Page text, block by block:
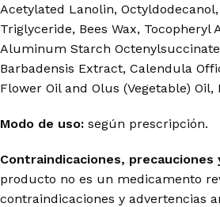
Acetylated Lanolin,
Triglyceride, Bees Wax, Tocopheryl
Aluminum Starch
Barbadensis Extract, Calendula
Flower Oil and Olus (Vegetable) Oil,
Modo de uso: según prescripción.
Contraindicaciones, precauciones
producto no es un medicamento
contraindicaciones y advertencias